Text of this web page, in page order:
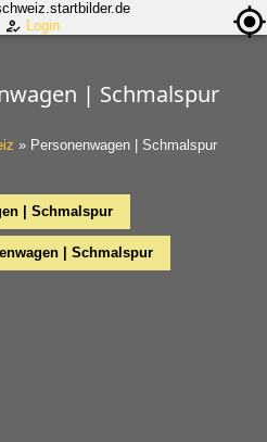
Login
| Schmalspur
» Personenwagen | Schmalspur
| Schmalspur
| Schmalspur